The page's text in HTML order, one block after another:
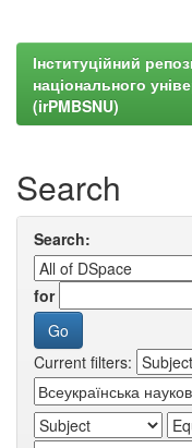
Інституційний
національного
(irPMBSNU)
Search
Search:
for
Current filters: